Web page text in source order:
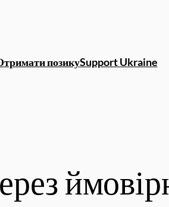
позикуSupport Ukraine